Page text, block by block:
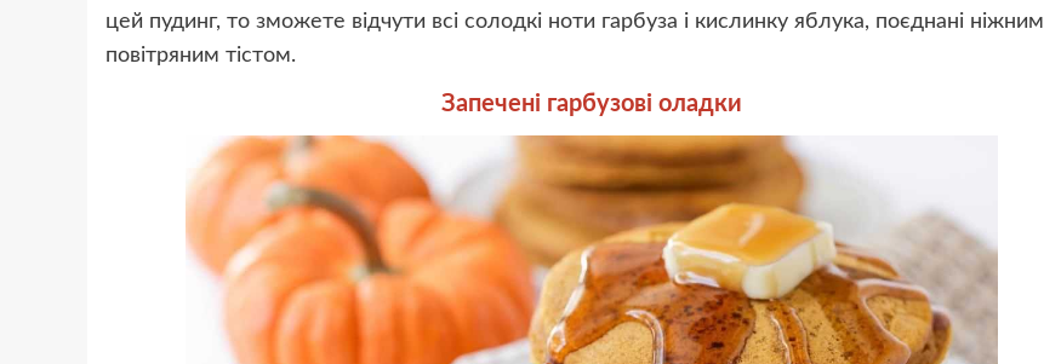
цей пудинг, то зможете відчути всі солодкі ноти гарбуза і кислинку яблука, поєднані ніжним
повітряним тістом.
Запечені гарбузові оладки